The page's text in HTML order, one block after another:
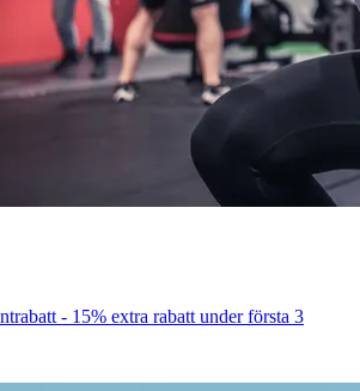
- 15% extra rabatt under första 3